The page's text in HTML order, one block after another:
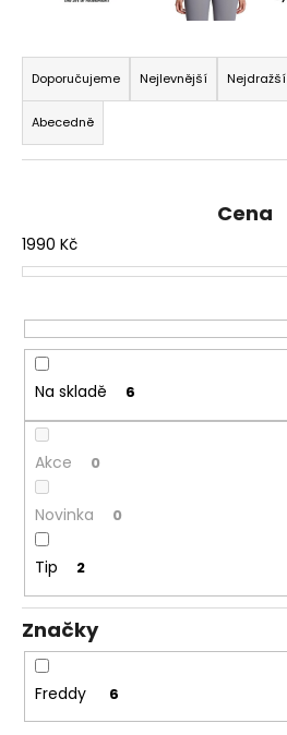
Ř
a
z
e
n
r
o
u
k
ů
Doporučujeme Nejlevnější Nejdražší
Abecedně
Cena
1990 Kč
Na skladě 6
Akce 0
Novinka 0
Tip 2
Značky
Freddy 6
?
HLEDAT
D
o
o
r
u
u
m
FREDDY®
WR.UP
KALHOTY
-
NORMÁLNÍ
PAS
SUPERSKINNY